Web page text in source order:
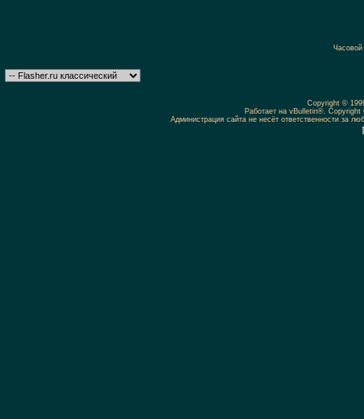
Copyright ©
Работает на vBulletin®.
Администрация сайта не несёт ответственности за